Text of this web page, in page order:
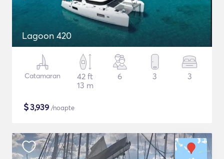
Lagoon 420
Catamaran
42 ft
13 m
6 3 3
$3,939 /noapte